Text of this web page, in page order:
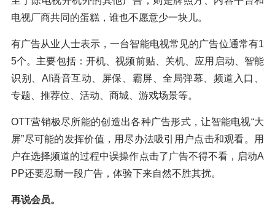
电视厂商共同的蛋糕，谁也不愿意少一块儿。
有广告从业人士表示，一台智能电视常见的广告位通常有1
5个。主要包括：开机、视频前贴、关机、应用启动、智能
识别、AI语音互动、屏保、霸屏、全局弹幕、频道入口、
专题、推荐位、活动、商城、游戏场景等。
OTT营销极尽所能的创造出各种广告形式，让智能电视“大
屏”尽可能的发挥价值，用尽办法吸引用户点击和观看。用
户在选择频道的过程中误操作点击了广告不得不看，启动A
PP还要忍耐一段广告，体验下来自然不胜其扰。
再说会员。